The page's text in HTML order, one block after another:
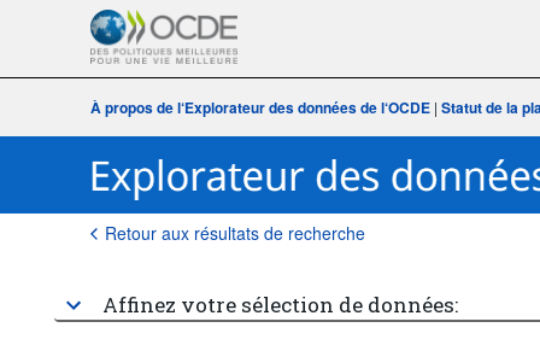
À propos de l‘Explorateur des données de l‘OCDE | Statut de la
Retour aux résultats de recherche
Affinez votre sélection de données: